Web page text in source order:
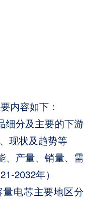
内容如下：
细分及主要的下游
现状及趋势等
、产量、销量、需
2032年）
电芯主要地区分